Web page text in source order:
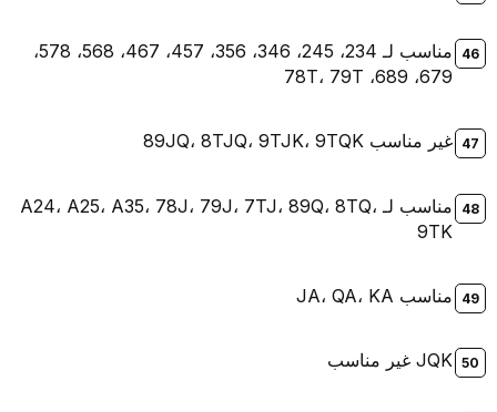
مناسب لـ 234، 245، 346، 356، 457، 467، 568، 578،
679، 689، 78T، 79T
غير مناسب 89JQ، 8TJQ، 9TJK، 9TQK
مناسب لـ A24، A25، A35، 78J، 79J، 7TJ، 89Q، 8TQ،
9TK
مناسب JA، QA، KA
JQK غير مناسب